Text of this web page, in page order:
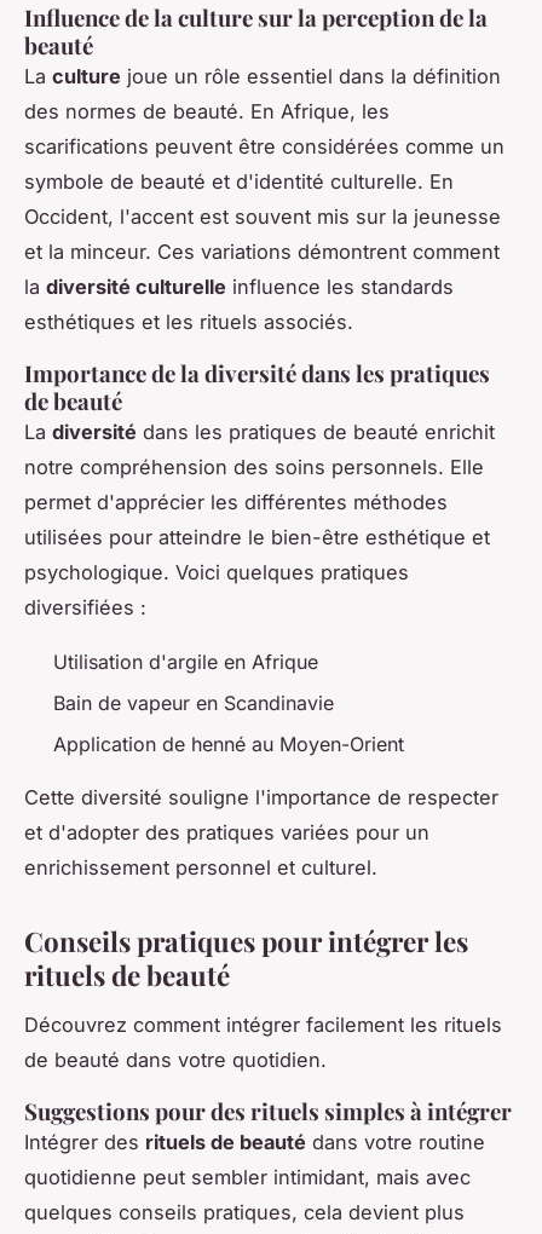
Influence de la culture sur la perception de la
beauté
La culture joue un rôle essentiel dans la définition
des normes de beauté. En Afrique, les
scarifications peuvent être considérées comme un
symbole de beauté et d'identité culturelle. En
Occident, l'accent est souvent mis sur la jeunesse
et la minceur. Ces variations démontrent comment
la diversité culturelle influence les standards
esthétiques et les rituels associés.
Importance de la diversité dans les pratiques
de beauté
La diversité dans les pratiques de beauté enrichit
notre compréhension des soins personnels. Elle
permet d'apprécier les différentes méthodes
utilisées pour atteindre le bien-être esthétique et
psychologique. Voici quelques pratiques
diversifiées :
Utilisation d'argile en Afrique
Bain de vapeur en Scandinavie
Application de henné au Moyen-Orient
Cette diversité souligne l'importance de respecter
et d'adopter des pratiques variées pour un
enrichissement personnel et culturel.
Conseils pratiques pour intégrer les
rituels de beauté
Découvrez comment intégrer facilement les rituels
de beauté dans votre quotidien.
Suggestions pour des rituels simples à intégrer
Intégrer des rituels de beauté dans votre routine
quotidienne peut sembler intimidant, mais avec
quelques conseils pratiques, cela devient plus